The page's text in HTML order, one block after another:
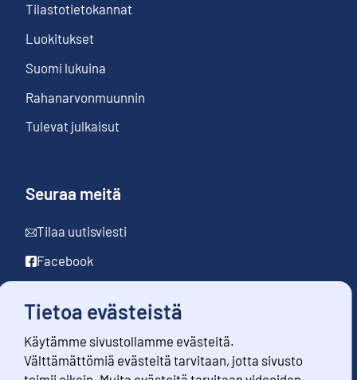
Tietoa evästeistä
Käytämme sivustollamme evästeitä.
Välttämättömiä evästeitä tarvitaan, jotta sivusto
Tilastotietokannat
Luokitukset
Suomi lukuina
Rahanarvonmuunnin
Tulevat julkaisut
Seuraa meitä
Tilaa uutisviesti
Facebook
YouTube
Instagram